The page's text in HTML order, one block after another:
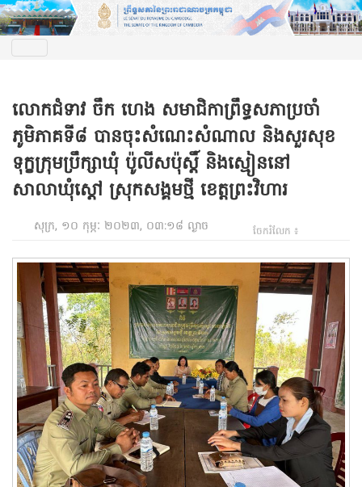
លោកជំទាវ ចឹក ហេង សមាជិកាព្រឹទ្ធសភាប្រចាំ
ភូមិភាគទី៨ បានចុះសំណេះសំណាល និងសួរសុខ
ទុក្ខក្រុមប្រឹក្សាឃុំ ប៉ូលីសប៉ុស្តិ៍ និងស្មៀននៅ
សាលាឃុំស្តៅ ស្រុកសង្គមថ្មី ខេត្តព្រះវិហារ
សុក្រ, ១០ កុម្ភៈ ២០២៣, ០៣:១៨ ល្ងាច ចែករំលែក ៖